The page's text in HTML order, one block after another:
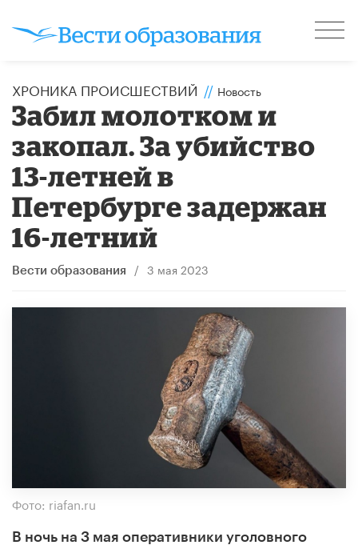
ХРОНИКА ПРОИСШЕСТВИЙ // Новость
Забил молотком и
закопал. За убийство
13-летней в
Петербурге задержан
16-летний
Вести образования / 3 мая 2023
Фото: riafan.ru
В ночь на 3 мая оперативники уголовного